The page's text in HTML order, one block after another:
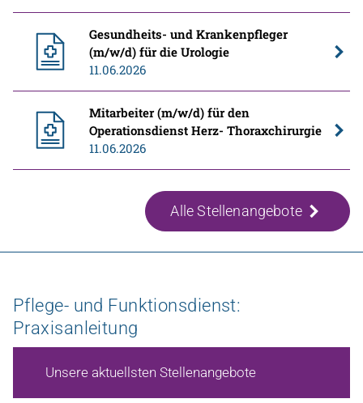
Gesundheits- und Krankenpfleger
(m/w/d) für die Urologie
11.06.2026
Mitarbeiter (m/w/d) für den
Operationsdienst Herz- Thoraxchirurgie
11.06.2026
Alle Stellenangebote
Pflege- und Funktionsdienst:
Praxisanleitung
Unsere aktuellsten Stellenangebote